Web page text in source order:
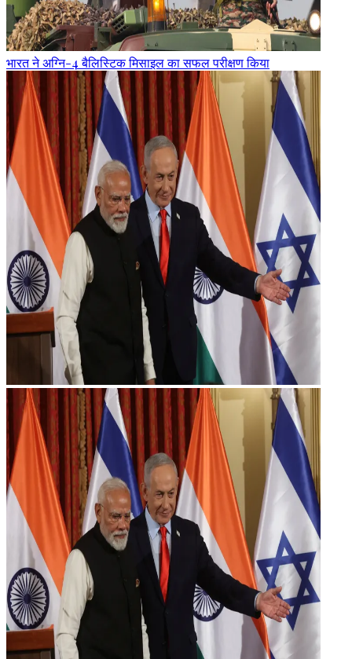
भारत ने अग्नि-4 बैलिस्टिक मिसाइल का सफल परीक्षण किया